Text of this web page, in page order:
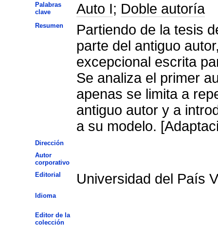
Palabras
clave
Auto I; Doble autoría
Resumen
Partiendo de la tesis
parte del antiguo
excepcional escrita
Se analiza el primer
apenas se limita a
antiguo autor y a
a su modelo.
Dirección
Autor
corporativo
Editorial
Universidad del País
Idioma
Editor de la
colección